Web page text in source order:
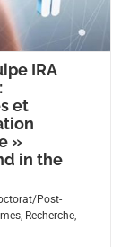
IRA
et
»
in the
Post-
, Recherche,